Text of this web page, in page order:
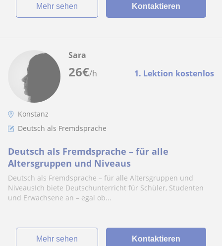
Mehr sehen Kontaktieren
26€/h 1. Lektion kostenlos
Sara
Konstanz
Deutsch als Fremdsprache
Deutsch als Fremdsprache – für alle
Altersgruppen und Niveaus
Deutsch als Fremdsprache – für alle Altersgruppen und
NiveausIch biete Deutschunterricht für Schüler, Studenten
und Erwachsene an – egal ob...
Mehr sehen Kontaktieren